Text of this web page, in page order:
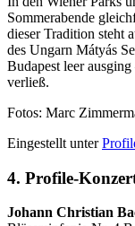
Sommerabende
dieser Tradition steht
des Ungarn Mátyás
Budapest leer
verließ.
Fotos: Marc
Eingestellt unter
4. Profile-
Johann Christian